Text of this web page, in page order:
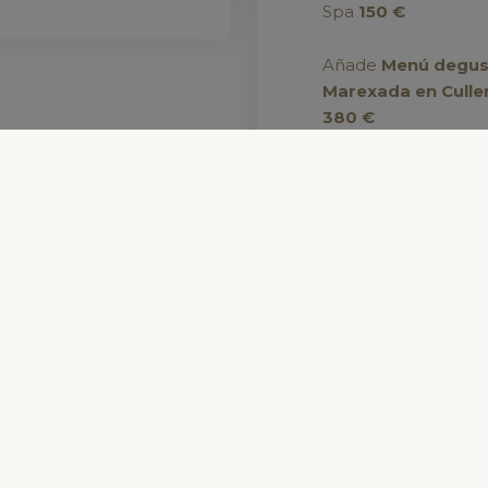
Spa 150 €
Añade Menú
Marexada en
380 €
Pol�tica medioambiental-